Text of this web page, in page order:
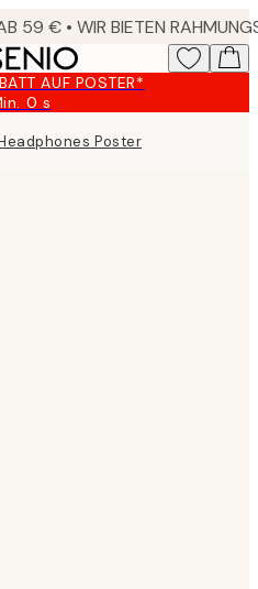
AUF POSTER*
0 s
Gültig
bis:
2026-
Poster